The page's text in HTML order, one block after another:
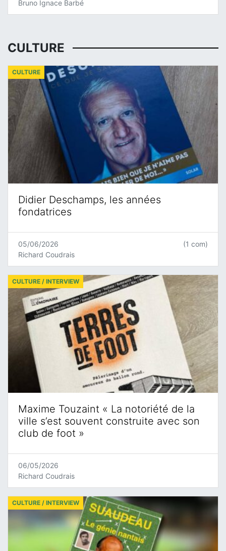
Bruno Ignace Barbé
CULTURE
Didier Deschamps, les années
fondatrices
CULTURE
05/06/2026
Richard Coudrais
(1 com)
Maxime Touzaint « La notoriété de la
ville s’est souvent construite avec son
club de foot »
CULTURE / INTERVIEW
06/05/2026
Richard Coudrais
CULTURE / INTERVIEW